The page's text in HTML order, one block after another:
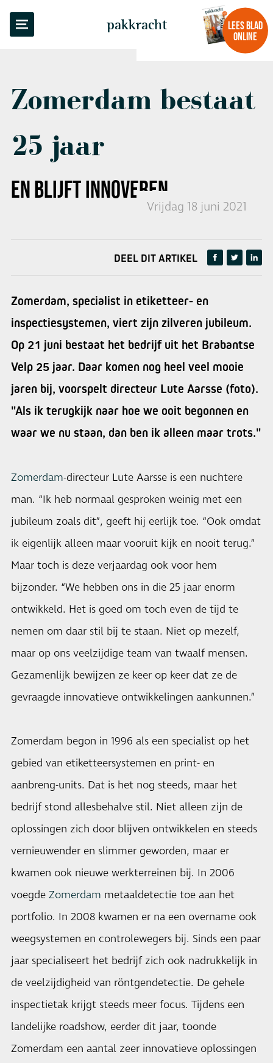
pakkracht
LEES BLAD
ONLINE
Zomerdam bestaat
25 jaar
EN BLIJFT INNOVEREN
Vrijdag 18 juni 2021
TERUG NAAR OVERZICHT
DEEL DIT ARTIKEL
Zomerdam, specialist in etiketteer- en
inspectiesystemen, viert zijn zilveren jubileum.
Op 21 juni bestaat het bedrijf uit het Brabantse
Velp 25 jaar. Daar komen nog heel veel mooie
jaren bij, voorspelt directeur Lute Aarsse (foto).
"Als ik terugkijk naar hoe we ooit begonnen en
waar we nu staan, dan ben ik alleen maar trots."
Zomerdam-directeur Lute Aarsse is een nuchtere
man. “Ik heb normaal gesproken weinig met een
jubileum zoals dit”, geeft hij eerlijk toe. “Ook omdat
ik eigenlijk alleen maar vooruit kijk en nooit terug.”
Maar toch is deze verjaardag ook voor hem
bijzonder. “We hebben ons in die 25 jaar enorm
ontwikkeld. Het is goed om toch even de tijd te
nemen om daar stil bij te staan. Niet op mezelf,
maar op ons veelzijdige team van twaalf mensen.
Gezamenlijk bewijzen ze keer op keer dat ze de
gevraagde innovatieve ontwikkelingen aankunnen.”
Zomerdam begon in 1996 als een specialist op het
gebied van etiketteersystemen en print- en
aanbreng-units. Dat is het nog steeds, maar het
bedrijf stond allesbehalve stil. Niet alleen zijn de
oplossingen zich door blijven ontwikkelen en steeds
vernieuwender en slimmer geworden, maar er
kwamen ook nieuwe werkterreinen bij. In 2006
voegde Zomerdam metaaldetectie toe aan het
portfolio. In 2008 kwamen er na een overname ook
weegsystemen en controlewegers bij. Sinds een paar
jaar specialiseert het bedrijf zich ook nadrukkelijk in
de veelzijdigheid van röntgendetectie. De gehele
inspectietak krijgt steeds meer focus. Tijdens een
landelijke roadshow, eerder dit jaar, toonde
Zomerdam een aantal zeer innovatieve oplossingen